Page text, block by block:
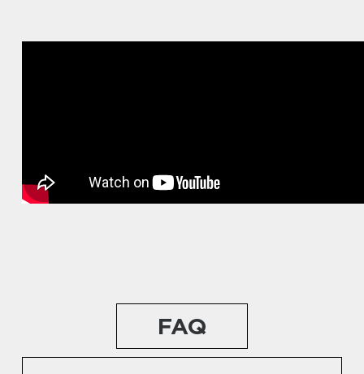
FAQ